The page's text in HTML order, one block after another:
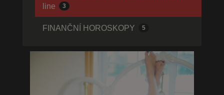
line
3
FINANČNÍ HOROSKOPY 5